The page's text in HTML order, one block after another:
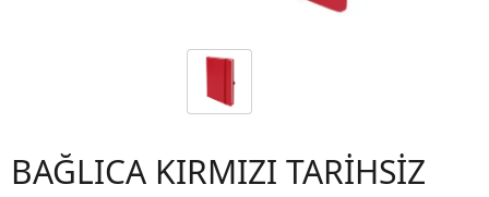
BAĞLICA KIRMIZI TARİHSİZ